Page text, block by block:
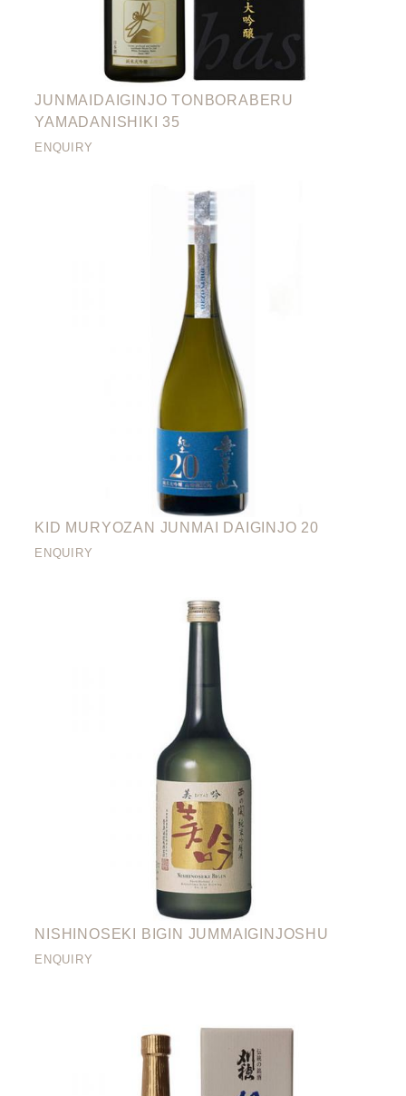
JUNMAIDAIGINJO TONBORABERU
YAMADANISHIKI 35
ENQUIRY
KID MURYOZAN JUNMAI DAIGINJO 20
ENQUIRY
NISHINOSEKI BIGIN JUMMAIGINJOSHU
ENQUIRY